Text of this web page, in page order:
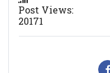
Post Views:
20171